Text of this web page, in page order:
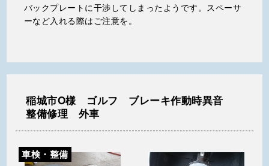
バックプレートに干渉してしまったようです。スペーサ
ーなど入れる際はご注意を。
稲城市O様 ゴルフ ブレーキ作動時異音
整備修理 外車
車検・整備